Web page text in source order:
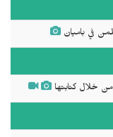
في باميان
من خلال كتابتها